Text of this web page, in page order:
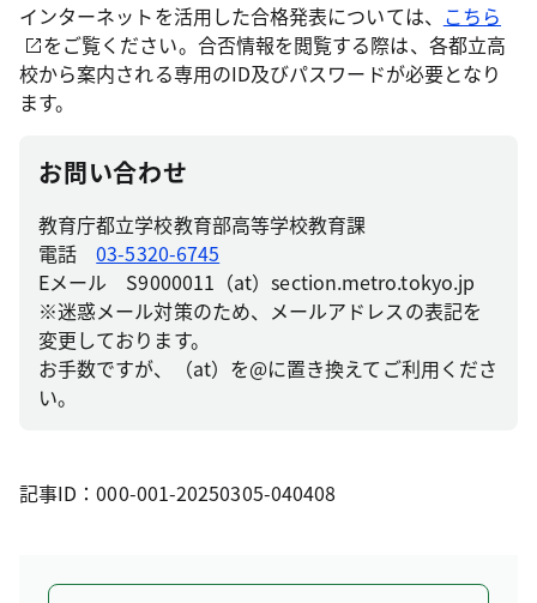
インターネットを活用した合格発表については、 こちら
をご覧ください。合否情報を閲覧する際は、各都立高
校から案内される専用のID及びパスワードが必要となり
ます。
お問い合わせ
教育庁都立学校教育部高等学校教育課
電話03-5320-6745
Eメール S9000011（at）section.metro.tokyo.jp
※迷惑メール対策のため、メールアドレスの表記を
変更しております。
お手数ですが、（at）を@に置き換えてご利用くださ
い。
記事ID：000-001-20250305-040408